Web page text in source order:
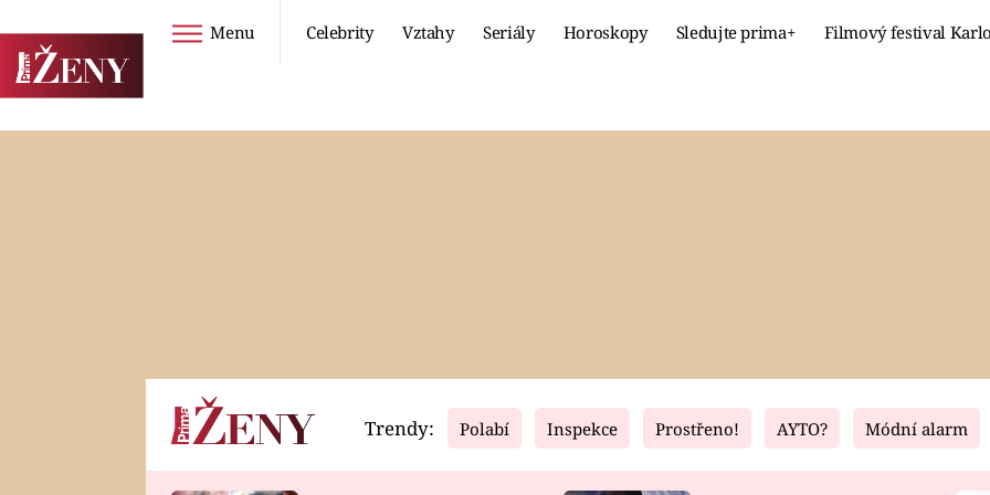
Menu Celebrity Vztahy Seriály Horoskopy Sledujte prima+ Filmový festival
Horoskopy Video Fresh Living
Trendy: Polabí Inspekce Prostřeno! AYTO? Módní alarm